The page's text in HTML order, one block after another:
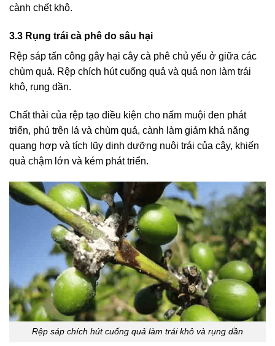
cành chết khô.
3.3 Rụng trái cà phê do sâu hại
Rệp sáp tấn công gây hại cây cà phê chủ yếu ở giữa các
chùm quả. Rệp chích hút cuống quả và quả non làm trái
khô, rụng dần.
Chất thải của rệp tạo điều kiện cho nấm muội đen phát
triển, phủ trên lá và chùm quả, cành làm giảm khả năng
quang hợp và tích lũy dinh dưỡng nuôi trái của cây, khiến
quả chậm lớn và kém phát triển.
Rệp sáp chích hút cuống quả làm trái khô và rụng dần